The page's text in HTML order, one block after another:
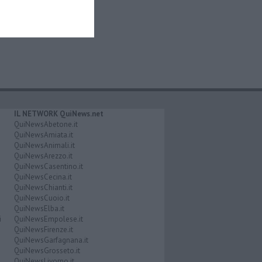
IL NETWORK QuiNews.net
QuiNewsAbetone.it
QuiNewsAmiata.it
QuiNewsAnimali.it
QuiNewsArezzo.it
QuiNewsCasentino.it
QuiNewsCecina.it
QuiNewsChianti.it
QuiNewsCuoio.it
QuiNewsElba.it
QuiNewsEmpolese.it
QuiNewsFirenze.it
QuiNewsGarfagnana.it
QuiNewsGrosseto.it